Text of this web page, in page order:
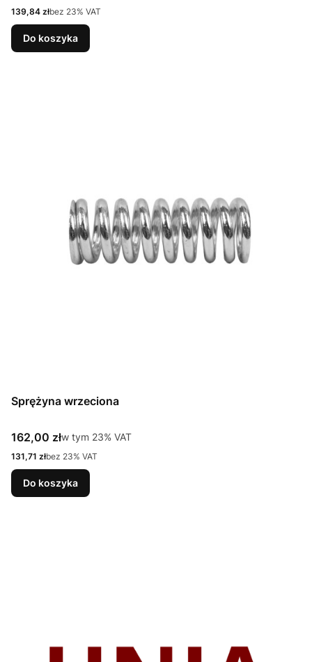
Cena netto
139,84 złbez 23% VAT
Do koszyka
Sprężyna wrzeciona
Cena brutto
162,00 złw tym %s VAT
w tym 23% VAT
Cena netto
131,71 złbez 23% VAT
Do koszyka